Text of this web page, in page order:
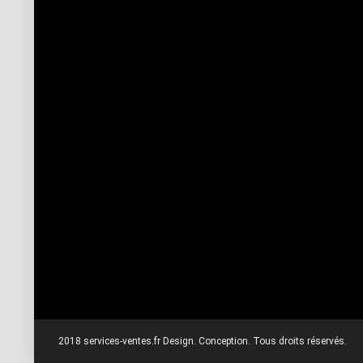
2018 services-ventes.fr Design. Conception. Tous droits réservés.